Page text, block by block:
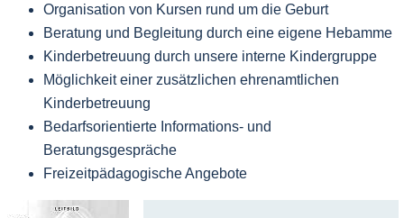
Organisation von Kursen rund um die Geburt
Beratung und Begleitung durch eine eigene Hebamme
Kinderbetreuung durch unsere interne Kindergruppe
Möglichkeit einer zusätzlichen ehrenamtlichen
Kinderbetreuung
Bedarfsorientierte Informations- und
Beratungsgespräche
Freizeitpädagogische Angebote